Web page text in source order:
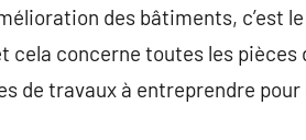
des bâtiments, c’est
cela concerne toutes les
de travaux à entreprendre